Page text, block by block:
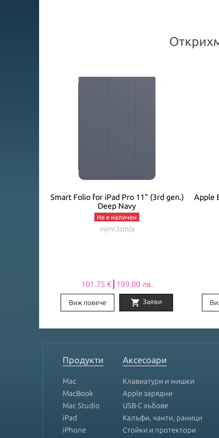
Smart Folio for iPad Pro 11" (3rd gen.)
Deep Navy
Не е наличен
mjmc3zm/a
101.75 €┃199.00 лв.
Виж повече shopping_cart Заяви
Apple
1
Продукти
Mac
MacBook
Mac Studio
iPad
iPhone
Аксесоари
Клавиатури и мишки
Apple зарядни
USB-C хъбове
Калъфи, чанти, раници
Стойки и протектори